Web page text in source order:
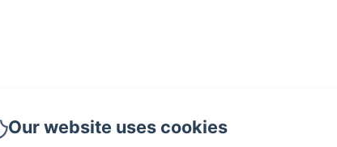
Our website uses cookies